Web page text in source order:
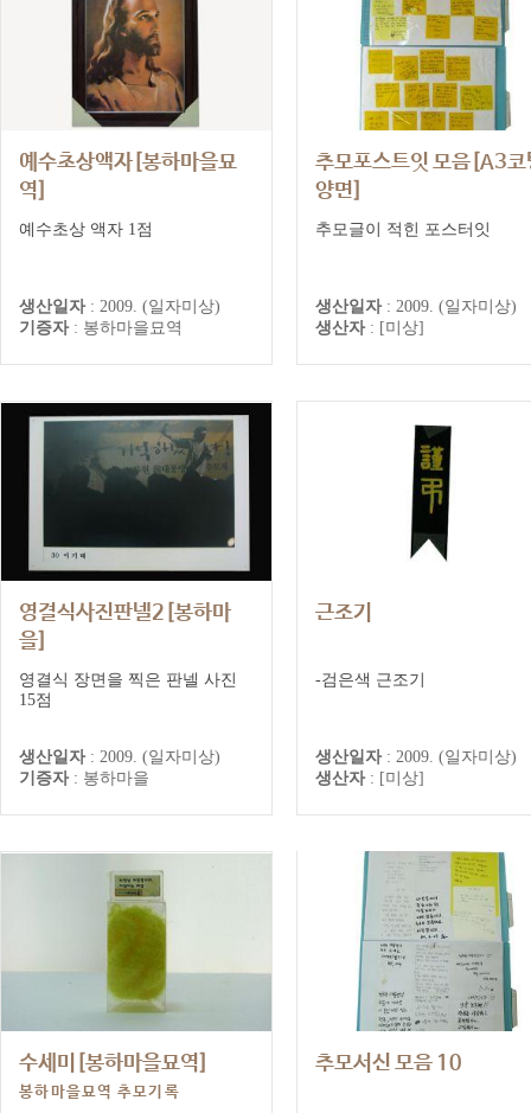
예수초상액자[봉하마을묘
역]
봉하마을묘역 추모기록
예수초상 액자 1점
생산일자 : 2009. (일자미상)
기증자 : 봉하마을묘역
추모포스트잇 모음[A3코
양면]
추모글이 적힌 포스터잇
생산일자 : 2009. (일자미상)
생산자 : [미상]
영결식사진판넬2[봉하마
을]
봉하마을추모기록
영결식 장면을 찍은 판넬 사진
15점
생산일자 : 2009. (일자미상)
기증자 : 봉하마을
근조기
-검은색 근조기
생산일자 : 2009. (일자미상)
생산자 : [미상]
수세미[봉하마을묘역]
봉하마을묘역 추모기록
추모서신 모음 10